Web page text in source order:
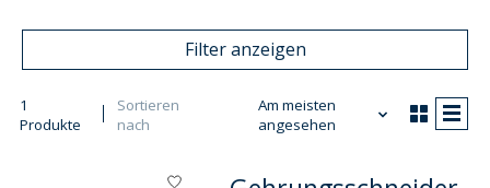
Filter anzeigen
1
Produkte
Sortieren
nach
Am meisten
angesehen